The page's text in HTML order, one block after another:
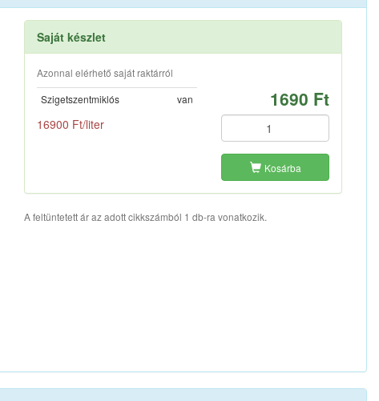
Saját készlet
Azonnal elérhető saját raktárról
Szigetszentmiklós
van
16900 Ft/liter
1690 Ft
Kosárba
A feltüntetett ár az adott cikkszámból 1 db-ra vonatkozik.